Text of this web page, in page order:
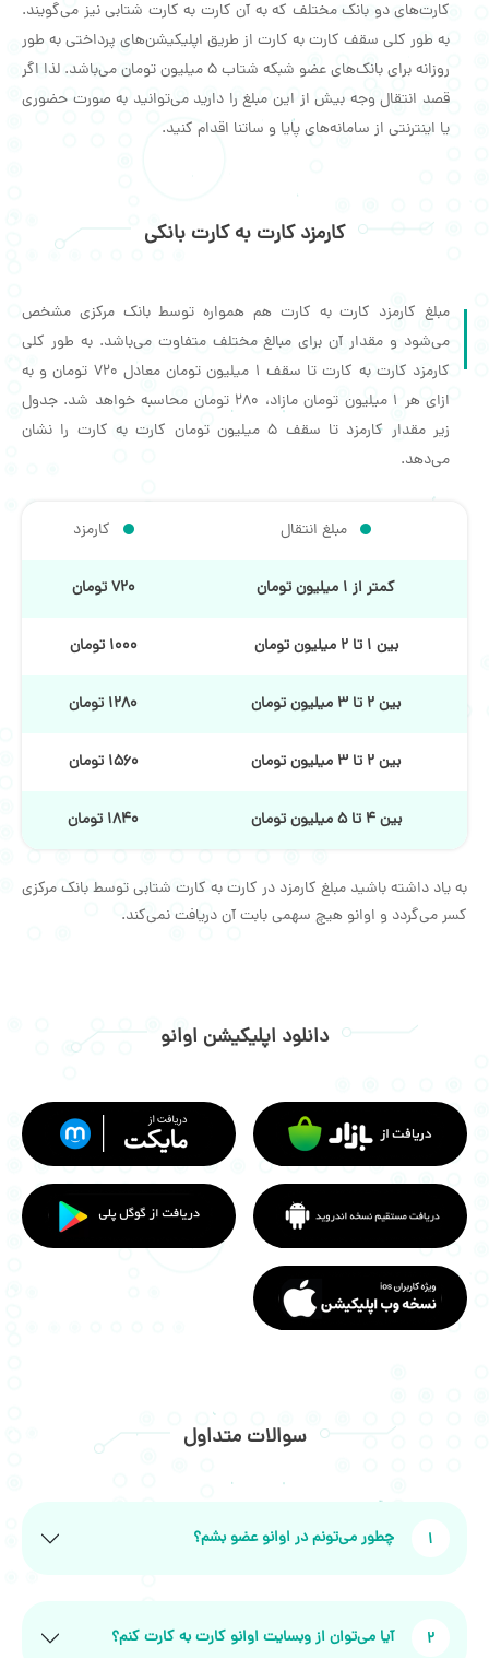
کارت‌های دو بانک مختلف که به آن کارت به کارت شتابی نیز می‌گویند.
به طور کلی سقف کارت به کارت از طریق اپلیکیشن‌های پرداختی به طور
روزانه برای بانک‌های عضو شبکه شتاب 5 میلیون تومان می‌باشد. لذا اگر
قصد انتقال وجه بیش از این مبلغ را دارید می‌توانید به صورت حضوری
یا اینترنتی از سامانه‌های پایا و ساتنا اقدام کنید.
کارمزد کارت به کارت بانکی
مبلغ کارمزد کارت به کارت هم همواره توسط بانک مرکزی مشخص
می‌شود و مقدار آن برای مبالغ مختلف متفاوت می‌باشد. به طور کلی
کارمزد کارت به کارت تا سقف 1 میلیون تومان معادل 720 تومان و به
ازای هر 1 میلیون تومان مازاد، 280 تومان محاسبه خواهد شد. جدول
زیر مقدار کارمزد تا سقف 5 میلیون تومان کارت به کارت را نشان
می‌دهد.
مبلغ انتقال کارمزد
کمتر از 1 میلیون تومان 720 تومان
بین 1 تا 2 میلیون تومان 1000 تومان
بین 2 تا 3 میلیون تومان 1280 تومان
بین 2 تا 3 میلیون تومان 1560 تومان
بین 4 تا 5 میلیون تومان 1840 تومان
به یاد داشته باشید مبلغ کارمزد در کارت به کارت شتابی توسط بانک مرکزی
کسر می‌گردد و اوانو هیچ سهمی بابت آن دریافت نمی‌کند.
دانلود اپلیکیشن اوانو
سوالات متداول
1 چطور می‌تونم در اوانو عضو بشم؟
2 آیا می‌توان از وبسایت اوانو کارت به کارت کنم؟